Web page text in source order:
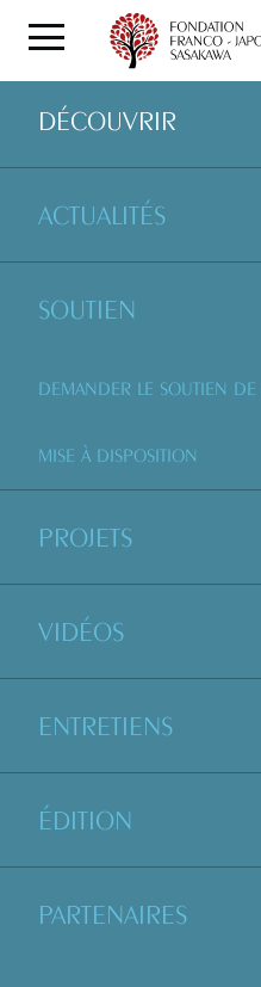
DÉCOUVRIR
ACTUALITÉS
SOUTIEN
DEMANDER LE SOUTIEN
MISE À DISPOSITION
PROJETS
VIDÉOS
ENTRETIENS
ÉDITION
PARTENAIRES